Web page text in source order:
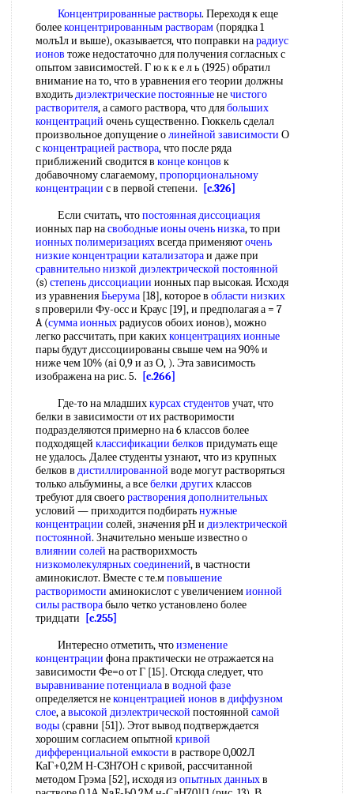
Концентрированные растворы. Переходя к еще
болееконцентрированным растворам (порядка 1
молъ1л и выше), оказывается, что поправки нарадиус
ионов тоже недостаточно для получения согласных с
опытом зависимостей. Г ю к к е л ь (1925) обратил
внимание на то, что в уравнения его теории должны
входитьдиэлектрические постоянныенечистого
растворителя, а самого раствора, что длябольших
концентраций очень существенно. Гюккель сделал
произвольное допущение олинейной зависимости О
сконцентрацией раствора, что после ряда
приближений сводится в конце концов к
добавочному слагаемому,пропорциональному
концентрации с в первой степени.
[c.326]
Если считать, чтопостоянная диссоциация
ионных пар насвободные ионыочень низка, то при
ионных полимеризацияхвсегда применяюточень
низкиеконцентрации катализатораи даже при
сравнительно низкой диэлектрической постоянной
(s) степень диссоциации ионных пар высокая. Исходя
из уравненияБьерума [18], которое в области низких
s проверили Фу-осс и Краус [19], и предполагая а = 7
A (сумма ионныхрадиусов обоих ионов), можно
легко рассчитать, при какихконцентрациях ионные
пары будут диссоциированы свыше чем на 90% и
ниже чем 10% (ai 0,9 и аз О, ). Эта зависимость
изображена на рис. 5.
[c.266]
Где-то на младшихкурсах студентов учат, что
белки в зависимости от их растворимости
подразделяются примерно на 6 классов более
подходящей классификации белков придумать еще
не удалось. Далее студенты узнают, что из крупных
белков в дистиллированной воде могут растворяться
только альбумины, а всебелки другихклассов
требуют для своегорастворения дополнительных
условий — приходится подбиратьнужные
концентрации солей, значения pH и диэлектрической
постоянной. Значительно меньше известно о
влиянии солей на растворихмость
низкомолекулярных соединений, в частности
аминокислот. Вместе с те.мповышение
растворимости аминокислот с увеличениемионной
силы растворабыло четко установлено более
тридцати
[c.255]
Интересно отметить, чтоизменение
концентрации фона практически не отражается на
зависимости Фе=о от Г [15]. Отсюда следует, что
выравнивание потенциалав водной фазе
определяется неконцентрацией ионов в диффузном
слое, авысокой диэлектрической постоянной самой
воды (сравни [51]). Этот вывод подтверждается
хорошим согласием опытной кривой
дифференциальной емкости в растворе 0,002Л
КаГ+0,2М Н-С3Н7ОН с кривой, рассчитанной
методом Грэма [52], исходя из опытных данныхв